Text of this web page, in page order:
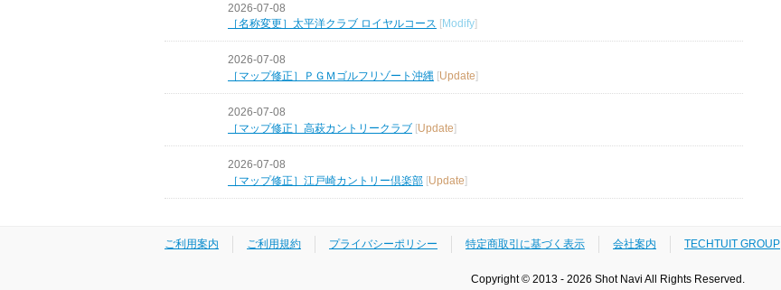
2026-07-08
［名称変更］太平洋クラブ ロイヤルコース [Modify]
2026-07-08
［マップ修正］ＰＧＭゴルフリゾート沖縄 [Update]
2026-07-08
［マップ修正］高萩カントリークラブ [Update]
2026-07-08
［マップ修正］江戸崎カントリー倶楽部 [Update]
ご利用案内 ご利用規約 プライバシーポリシー 特定商取引に基づく表示 会社案内 TECHTUIT GROUP
Copyright © 2013 - 2026 Shot Navi All Rights Reserved.